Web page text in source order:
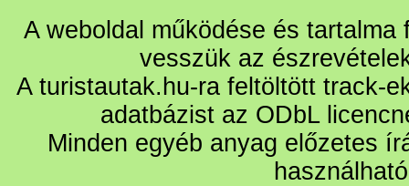
A weboldal működése és
vesszük az
A turistautak.hu-ra feltöltött track-
adatbázist az ODbL
Minden egyéb anyag előzetes